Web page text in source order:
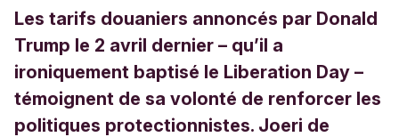
Les tarifs douaniers annoncés par Donald
Trump le 2 avril dernier – qu’il a
ironiquement baptisé le Liberation Day –
témoignent de sa volonté de renforcer les
politiques protectionnistes. Joeri de